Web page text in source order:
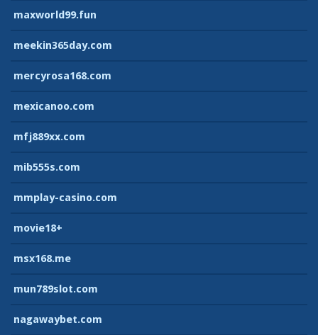
maxworld99.fun
meekin365day.com
mercyrosa168.com
mexicanoo.com
mfj889xx.com
mib555s.com
mmplay-casino.com
movie18+
msx168.me
mun789slot.com
nagawaybet.com